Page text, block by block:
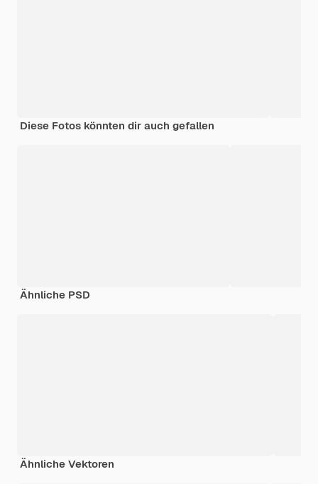
Diese Fotos könnten dir auch gefallen
Ähnliche PSD
Ähnliche Vektoren